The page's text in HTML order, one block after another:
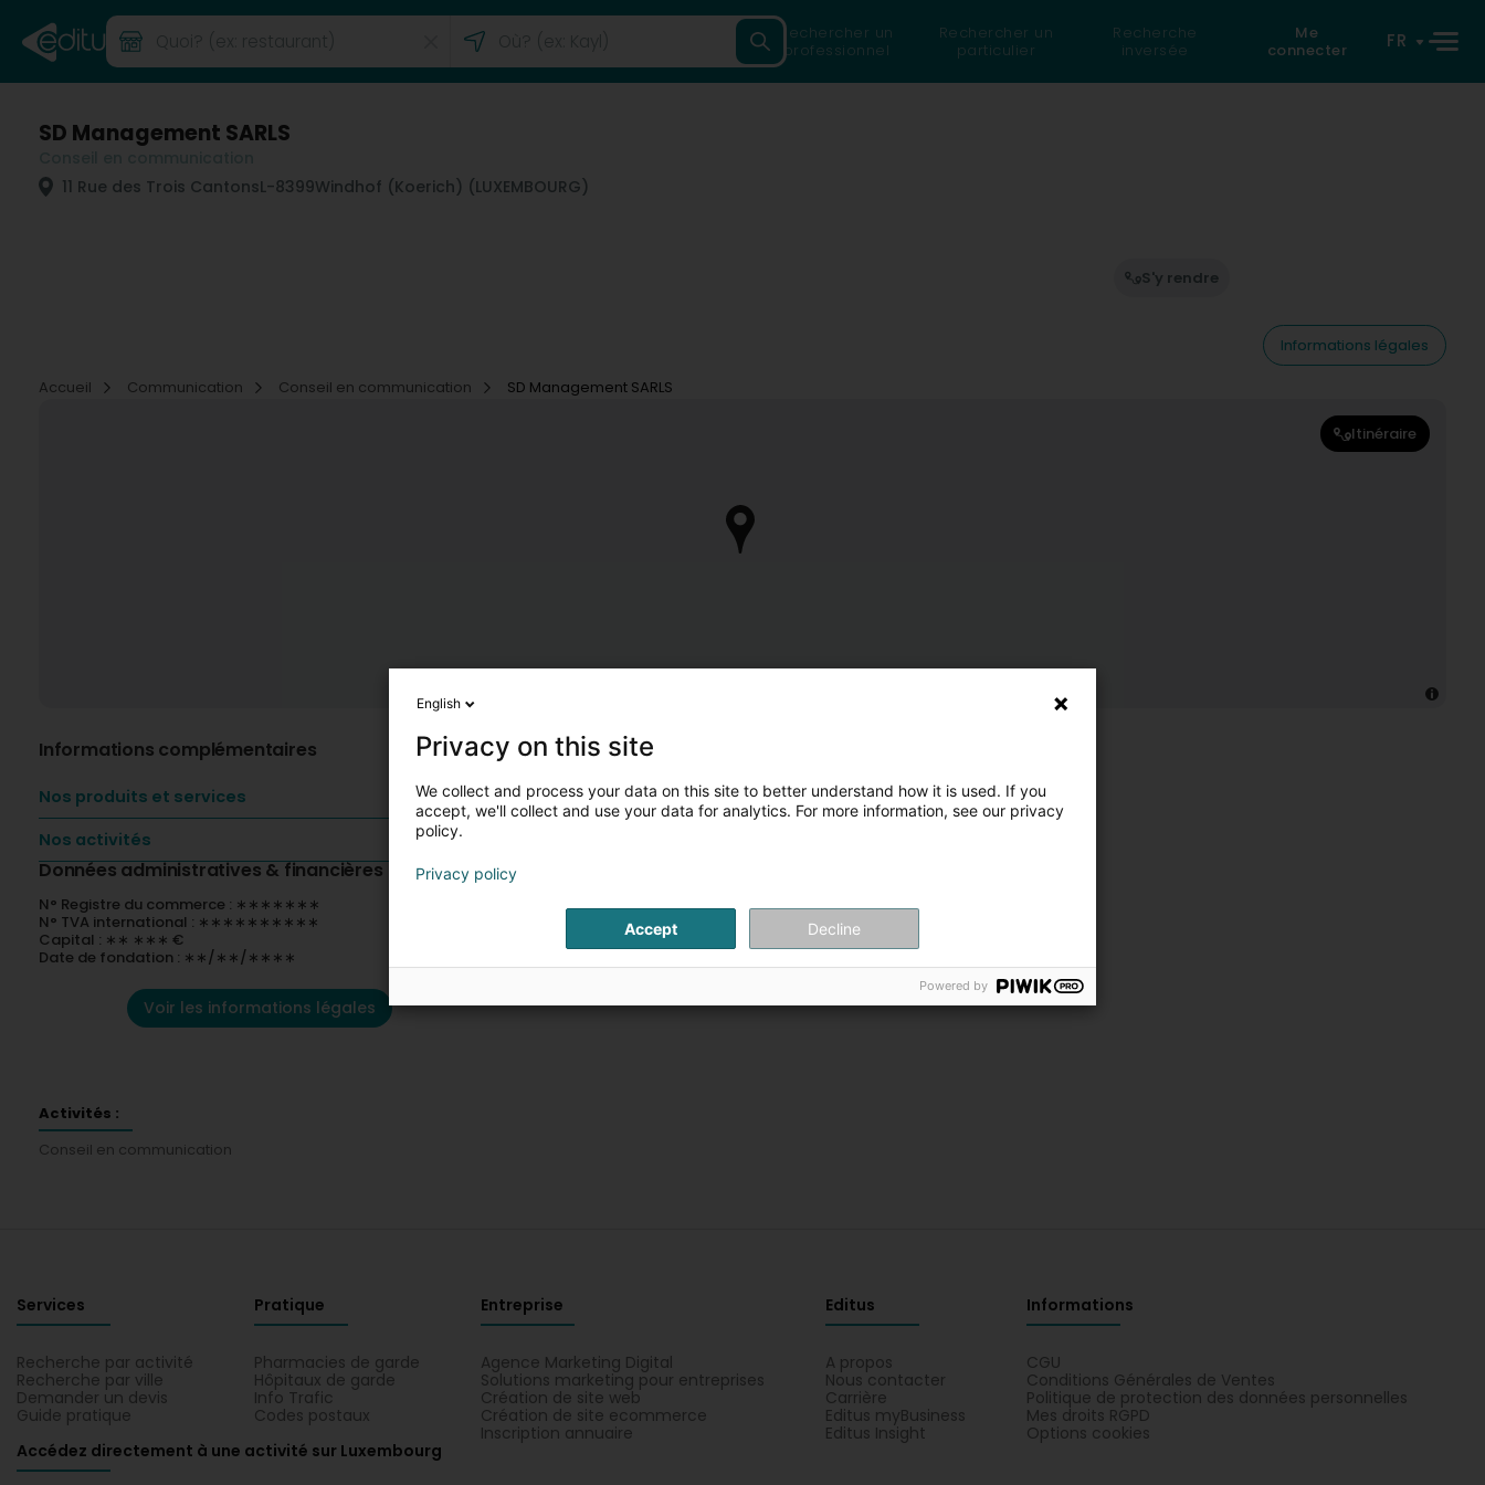
Rechercher un
professionnel
Rechercher un
particulier
Recherche
inversée
Me
connecter
FR
SD Management SARLS
11 Rue des Trois CantonsL-8399Windhof (Koerich) (LUXEMBOURG)
S'y rendre
Informations légales
Accueil
Communication Conseil en communication SD Management SARLS
Itinéraire
Informations complémentaires
Nos produits et services
Nos activités
Données administratives & financières
N° Registre du commerce : ∗∗∗∗∗∗∗
N° TVA international : ∗∗∗∗∗∗∗∗∗∗
Capital : ∗∗ ∗∗∗ €
Date de fondation : ∗∗/∗∗/∗∗∗∗
Voir les informations légales
Activités :
Conseil en communication
Services
Recherche par activité
Recherche par ville
Demander un devis
Guide pratique
Pratique
Pharmacies de garde
Hôpitaux de garde
Info Trafic
Codes postaux
Entreprise
Agence Marketing Digital
Solutions marketing pour entreprises
Création de site web
Création de site ecommerce
Inscription annuaire
Editus
A propos
Nous contacter
Carrière
Editus myBusiness
Editus Insight
Informations
CGU
Conditions Générales de Ventes
Politique de protection des données personnelles
Mes droits RGPD
Options cookies
Accédez directement à une activité sur Luxembourg
English
Privacy on this site
We collect and process your data on this site to better understand how it is used. If you
accept, we'll collect and use your data for analytics. For more information, see our privacy
policy.
Privacy policy
Accept Decline
Powered by